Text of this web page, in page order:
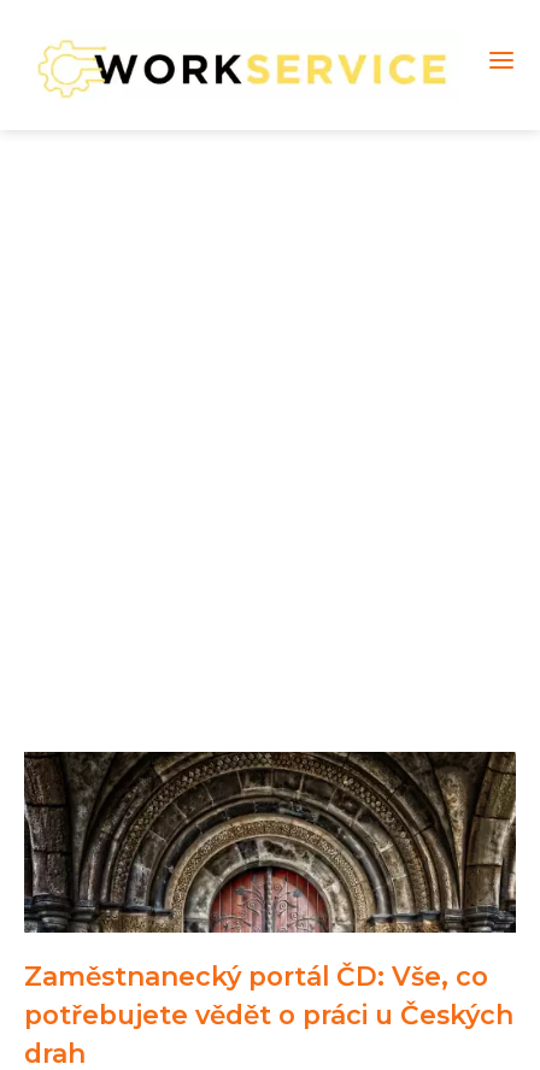
Zaměstnanecký portál ČD: Vše, co
potřebujete vědět o práci u Českých
drah